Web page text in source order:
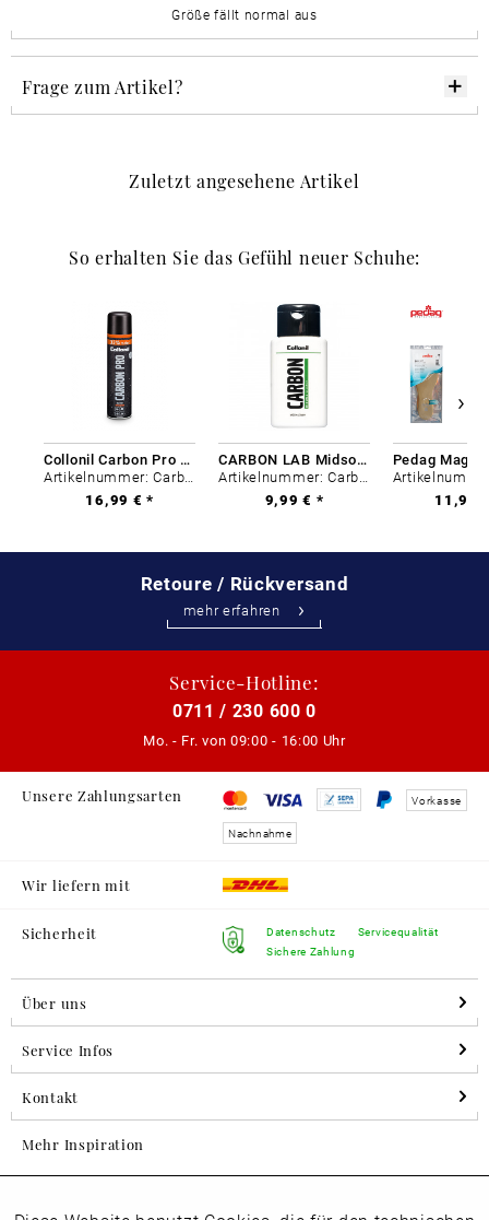
Größe fällt normal aus
Frage zum Artikel?
Zuletzt angesehene Artikel
So erhalten Sie das Gefühl neuer Schuhe:
Collonil Carbon Pro 400 ml
Artikelnummer: Carbon-0
16,99 € *
CARBON LAB Midsole Cleaner
Artikelnummer: Carbon-0
9,99 € *
11,99
Retoure / Rückversand
mehr erfahren
Service-Hotline:
0711 / 230 600 0
Mo. - Fr. von 09:00 - 16:00 Uhr
Unsere Zahlungsarten Vorkasse
Nachnahme
Wir liefern mit
Sicherheit
Datenschutz
Sichere Zahlung
Servicequalität
Über uns
Service Infos
Kontakt
Mehr Inspiration